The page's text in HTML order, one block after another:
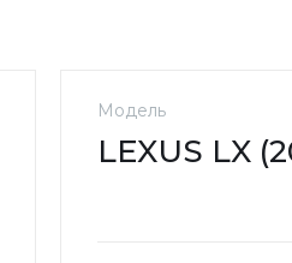
Модель
LEXUS LX